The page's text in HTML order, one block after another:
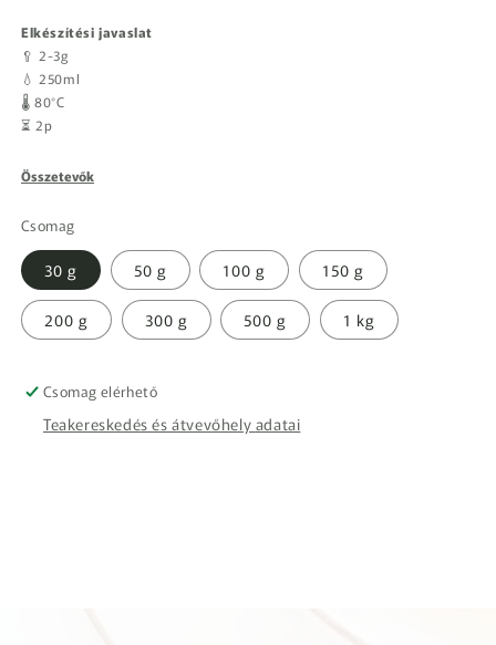
Elkészítési javaslat
🥄 2-3g
💧 250ml
🌡️ 80°C
⏳ 2p
Összetevők
Csomag
30 g 50 g 100 g 150 g
200 g 300 g 500 g 1 kg
Csomag elérhető
Teakereskedés és átvevőhely adatai